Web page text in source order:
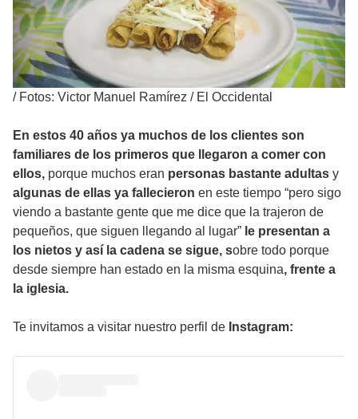
/ Fotos: Victor Manuel Ramírez / El Occidental
En estos 40 años ya muchos de los clientes son
familiares de los primeros que llegaron a comer con
ellos, porque muchos eran personas bastante adultas y
algunas de ellas ya fallecieron en este tiempo “pero sigo
viendo a bastante gente que me dice que la trajeron de
pequeños, que siguen llegando al lugar” le presentan a
los nietos y así la cadena se sigue, sobre todo porque
desde siempre han estado en la misma esquina, frente a
la iglesia.
Te invitamos a visitar nuestro perfil de Instagram: